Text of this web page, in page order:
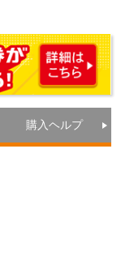
購入ヘルプ